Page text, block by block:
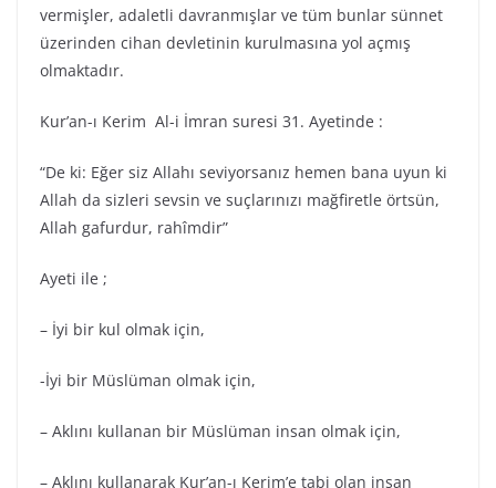
vermişler, adaletli davranmışlar ve tüm bunlar sünnet
üzerinden cihan devletinin kurulmasına yol açmış
olmaktadır.
Kur’an-ı Kerim Al-i İmran suresi 31. Ayetinde :
“De ki: Eğer siz Allahı seviyorsanız hemen bana uyun ki
Allah da sizleri sevsin ve suçlarınızı mağfiretle örtsün,
Allah gafurdur, rahîmdir”
Ayeti ile ;
– İyi bir kul olmak için,
-İyi bir Müslüman olmak için,
– Aklını kullanan bir Müslüman insan olmak için,
– Aklını kullanarak Kur’an-ı Kerim’e tabi olan insan